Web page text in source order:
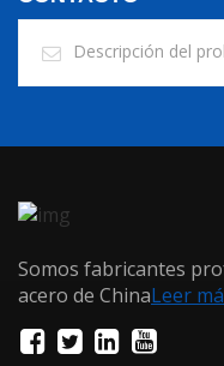
Somos fabricantes
acero de ChinaLeer